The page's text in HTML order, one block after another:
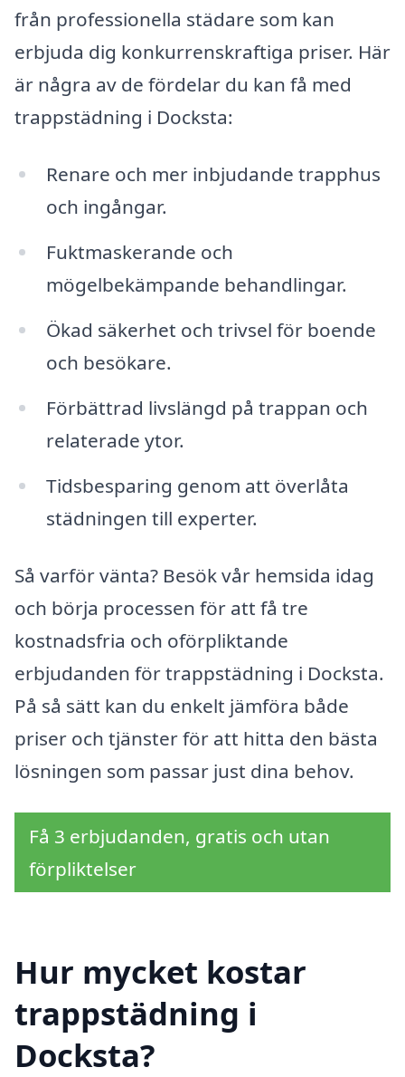
från professionella städare som kan
erbjuda dig konkurrenskraftiga priser. Här
är några av de fördelar du kan få med
trappstädning i Docksta:
Renare och mer inbjudande trapphus
och ingångar.
Fuktmaskerande och
mögelbekämpande behandlingar.
Ökad säkerhet och trivsel för boende
och besökare.
Förbättrad livslängd på trappan och
relaterade ytor.
Tidsbesparing genom att överlåta
städningen till experter.
Så varför vänta? Besök vår hemsida idag
och börja processen för att få tre
kostnadsfria och oförpliktande
erbjudanden för trappstädning i Docksta.
På så sätt kan du enkelt jämföra både
priser och tjänster för att hitta den bästa
lösningen som passar just dina behov.
Få 3 erbjudanden, gratis och utan
förpliktelser
Hur mycket kostar
trappstädning i
Docksta?